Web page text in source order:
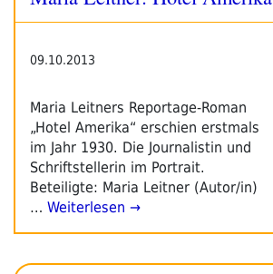
09.10.2013
Maria Leitners Reportage-Roman
„Hotel Amerika“ erschien erstmals
im Jahr 1930. Die Journalistin und
Schriftstellerin im Portrait.
Beteiligte: Maria Leitner (Autor/in)
… Weiterlesen →